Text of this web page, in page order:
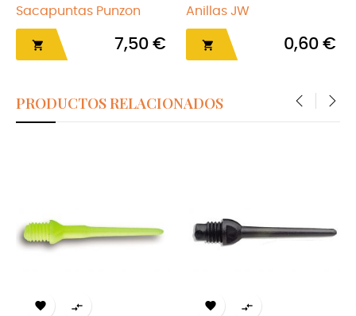
Sacapuntas Punzon
 7,50 €
Anillas JW
 0,60 €
PRODUCTOS RELACIONADOS